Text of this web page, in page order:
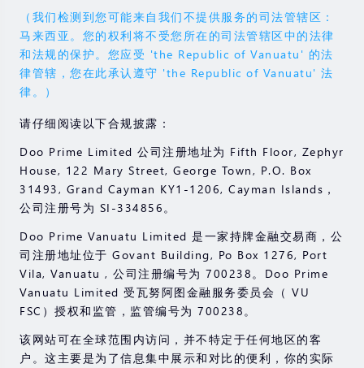
（我们检测到您可能来自我们不提供服务的司法管辖区：
马来西亚。您的权利将不受您所在的司法管辖区中的法律
和法规的保护。您应受 'the Republic of Vanuatu' 的法
律管辖，您在此承认遵守 'the Republic of Vanuatu' 法
律。）
请仔细阅读以下合规披露：
Doo Prime Limited 公司注册地址为 Fifth Floor, Zephyr
House, 122 Mary Street, George Town, P.O. Box
31493, Grand Cayman KY1-1206, Cayman Islands，
公司注册号为 SI-334856。
Doo Prime Vanuatu Limited 是一家持牌金融交易商，公
司注册地址位于 Govant Building, Po Box 1276, Port
Vila, Vanuatu , 公司注册编号为 700238。Doo Prime
Vanuatu Limited 受瓦努阿图金融服务委员会（ VU
FSC）授权和监管，监管编号为 700238。
该网站可在全球范围内访问，并不特定于任何地区的客
户。这主要是为了信息集中展示和对比的便利，你的实际